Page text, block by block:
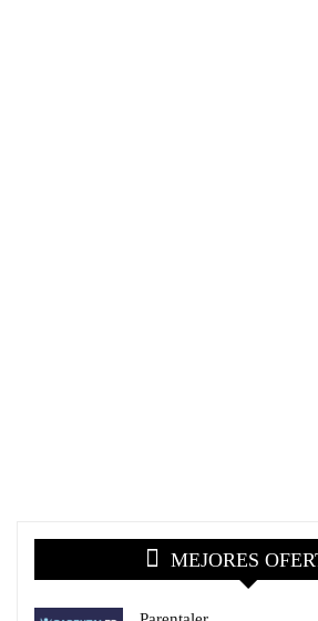
MEJORES